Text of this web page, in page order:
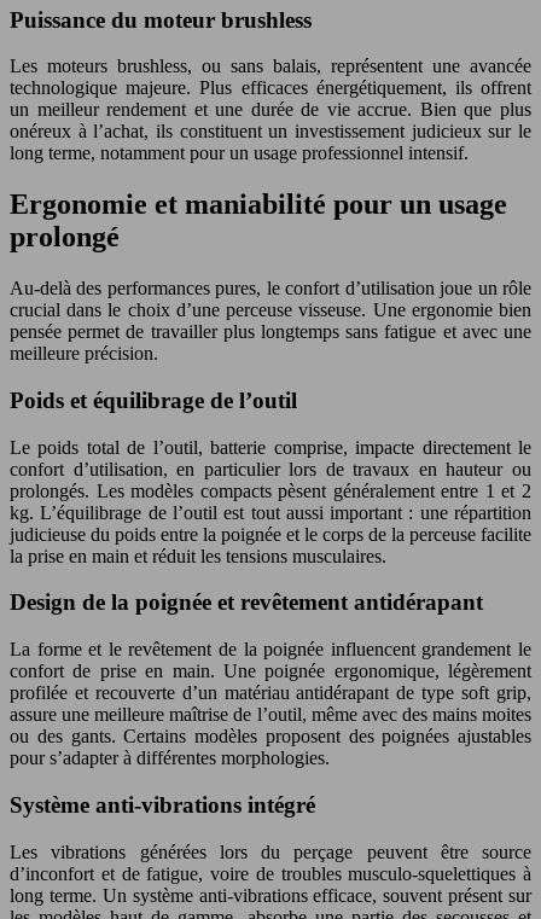
Puissance du moteur brushless
Les moteurs brushless, ou sans balais, représentent une avancée
technologique majeure. Plus efficaces énergétiquement, ils offrent
un meilleur rendement et une durée de vie accrue. Bien que plus
onéreux à l’achat, ils constituent un investissement judicieux sur le
long terme, notamment pour un usage professionnel intensif.
Ergonomie et maniabilité pour un usage
prolongé
Au-delà des performances pures, le confort d’utilisation joue un rôle
crucial dans le choix d’une perceuse visseuse. Une ergonomie bien
pensée permet de travailler plus longtemps sans fatigue et avec une
meilleure précision.
Poids et équilibrage de l’outil
Le poids total de l’outil, batterie comprise, impacte directement le
confort d’utilisation, en particulier lors de travaux en hauteur ou
prolongés. Les modèles compacts pèsent généralement entre 1 et 2
kg. L’équilibrage de l’outil est tout aussi important : une répartition
judicieuse du poids entre la poignée et le corps de la perceuse facilite
la prise en main et réduit les tensions musculaires.
Design de la poignée et revêtement antidérapant
La forme et le revêtement de la poignée influencent grandement le
confort de prise en main. Une poignée ergonomique, légèrement
profilée et recouverte d’un matériau antidérapant de type soft grip,
assure une meilleure maîtrise de l’outil, même avec des mains moites
ou des gants. Certains modèles proposent des poignées ajustables
pour s’adapter à différentes morphologies.
Système anti-vibrations intégré
Les vibrations générées lors du perçage peuvent être source
d’inconfort et de fatigue, voire de troubles musculo-squelettiques à
long terme. Un système anti-vibrations efficace, souvent présent sur